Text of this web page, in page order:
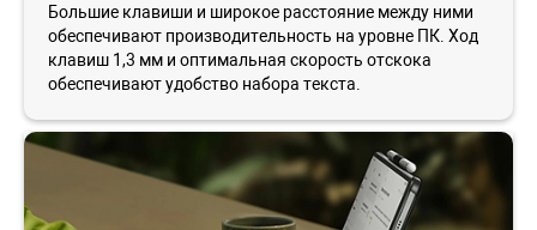
Большие клавиши и широкое расстояние между ними
обеспечивают производительность на уровне ПК. Ход
клавиш 1,3 мм и оптимальная скорость отскока
обеспечивают удобство набора текста.